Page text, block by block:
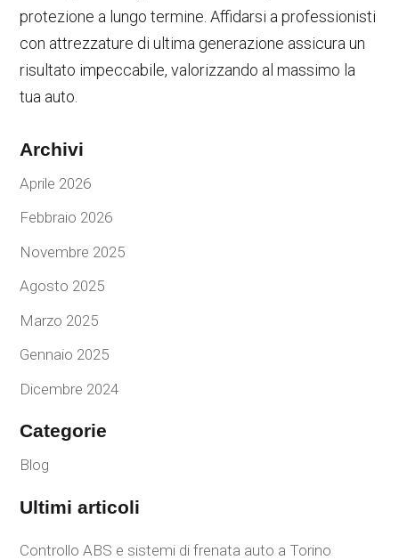
protezione a lungo termine. Affidarsi a professionisti
con attrezzature di ultima generazione assicura un
risultato impeccabile, valorizzando al massimo la
tua auto.
Archivi
Aprile 2026
Febbraio 2026
Novembre 2025
Agosto 2025
Marzo 2025
Gennaio 2025
Dicembre 2024
Categorie
Blog
Ultimi articoli
Controllo ABS e sistemi di frenata auto a Torino